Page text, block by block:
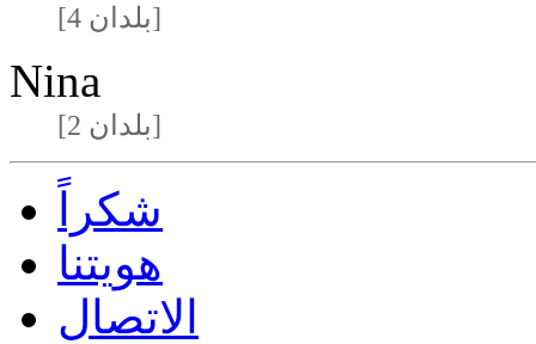
[4 بلدان]
Nina
[2 بلدان]
شكراً
هويتنا
الاتصال